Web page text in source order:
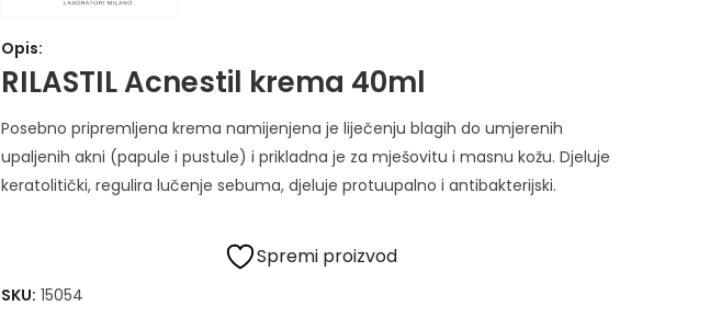
Opis:
RILASTIL Acnestil krema 40ml
Posebno pripremljena krema namijenjena je liječenju blagih do umjerenih
upaljenih akni (papule i pustule) i prikladna je za mješovitu i masnu kožu. Djeluje
keratolitički, regulira lučenje sebuma, djeluje protuupalno i antibakterijski.
Spremi proizvod
SKU: 15054